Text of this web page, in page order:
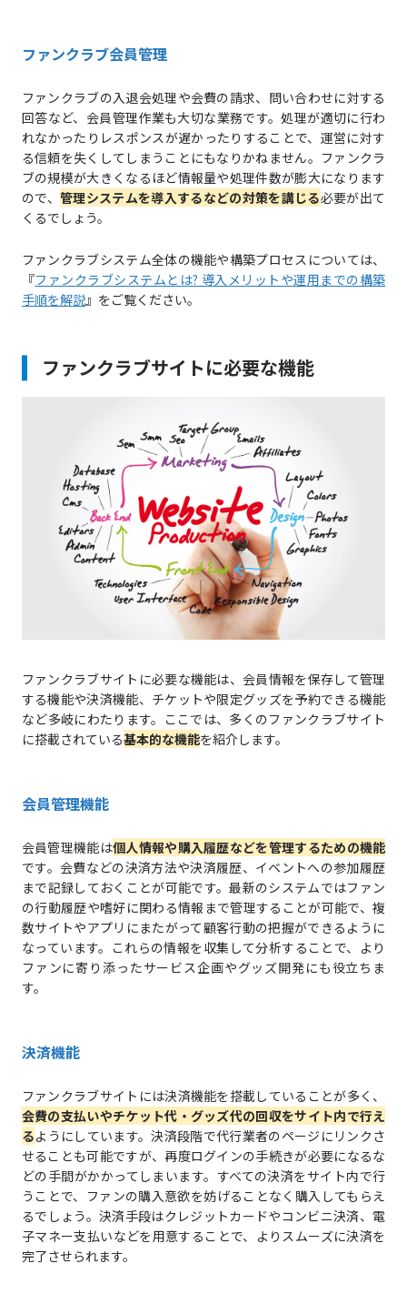
ファンクラブ会員管理
ファンクラブの入退会処理や会費の請求、問い合わせに対する
回答など、会員管理作業も大切な業務です。処理が適切に行わ
れなかったりレスポンスが遅かったりすることで、運営に対す
る信頼を失くしてしまうことにもなりかねません。ファンクラ
ブの規模が大きくなるほど情報量や処理件数が膨大になります
ので、 管理システムを導入するなどの対策を講じる必要が出て
くるでしょう。
ファンクラブシステム全体の機能や構築プロセスについては、
『ファンクラブシステムとは? 導入メリットや運用までの構築
手順を解説』をご覧ください。
ファンクラブサイトに必要な機能
ファンクラブサイトに必要な機能は、会員情報を保存して管理
する機能や決済機能、チケットや限定グッズを予約できる機能
など多岐にわたります。ここでは、多くのファンクラブサイト
に搭載されている基本的な機能を紹介します。
会員管理機能
会員管理機能は個人情報や購入履歴などを管理するための機能
です。会費などの決済方法や決済履歴、イベントへの参加履歴
まで記録しておくことが可能です。最新のシステムではファン
の行動履歴や嗜好に関わる情報まで管理することが可能で、複
数サイトやアプリにまたがって顧客行動の把握ができるように
なっています。これらの情報を収集して分析することで、より
ファンに寄り添ったサービス企画やグッズ開発にも役立ちま
す。
決済機能
ファンクラブサイトには決済機能を搭載していることが多く、
会費の支払いやチケット代・グッズ代の回収をサイト内で行え
るようにしています。決済段階で代行業者のページにリンクさ
せることも可能ですが、再度ログインの手続きが必要になるな
どの手間がかかってしまいます。すべての決済をサイト内で行
うことで、ファンの購入意欲を妨げることなく購入してもらえ
るでしょう。決済手段はクレジットカードやコンビニ決済、電
子マネー支払いなどを用意することで、よりスムーズに決済を
完了させられます。